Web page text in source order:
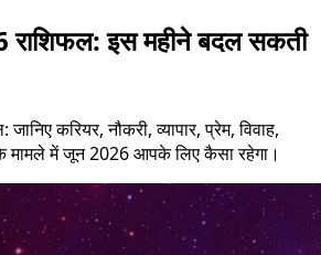
राशिफल: इस महीने बदल सकती
करियर, नौकरी, व्यापार, प्रेम, विवाह,
के मामले में जून 2026 आपके लिए कैसा रहेगा।